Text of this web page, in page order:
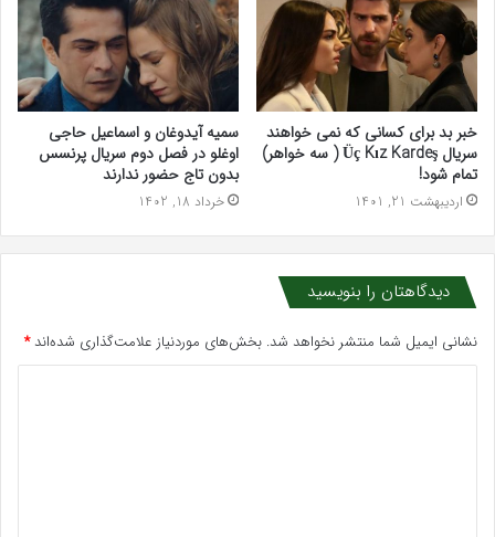
خبر بد برای کسانی که نمی خواهند
سریال Üç Kız Kardeş ( سه خواهر)
تمام شود!
اردیبهشت 21, 1401
سمیه آیدوغان و اسماعیل حاجی
اوغلو در فصل دوم سریال پرنسس
بدون تاج حضور ندارند
خرداد 18, 1402
دیدگاهتان را بنویسید
نشانی ایمیل شما منتشر نخواهد شد. بخش‌های موردنیاز علامت‌گذاری شده‌اند*